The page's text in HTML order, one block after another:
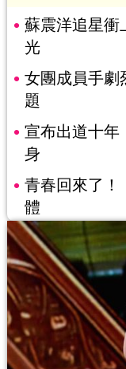
蘇震洋追星衝
光
女團成員手
題
宣布出道十
身
青春回來了！
體